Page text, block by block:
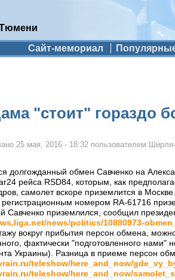
Сайт-мемориал
"стоит" гораздо
25 мая, 2016 - 18:32 пользователем
долгожданный обмен Савченко на
рейса RSD84, которым, как
самолет вскоре приземлится в
номером RA-61716
Савченко приземлился, сообщил
news/politics/10880973-
вокруг прибытия персон обмена,
фактически "подготовленного
Украины). Разница в приеме персон
teleshow/here_and_now/
teleshow/here_and_now/